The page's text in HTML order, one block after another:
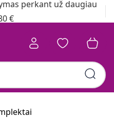
perkant už daugiau
€